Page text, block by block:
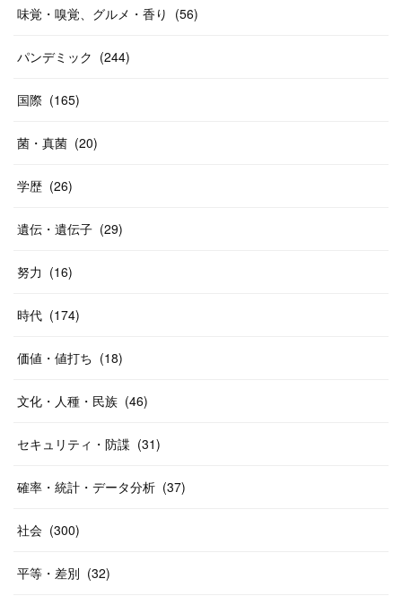
味覚・嗅覚、グルメ・香り (56)
パンデミック (244)
国際 (165)
菌・真菌 (20)
学歴 (26)
遺伝・遺伝子 (29)
努力 (16)
時代 (174)
価値・値打ち (18)
文化・人種・民族 (46)
セキュリティ・防諜 (31)
確率・統計・データ分析 (37)
社会 (300)
平等・差別 (32)